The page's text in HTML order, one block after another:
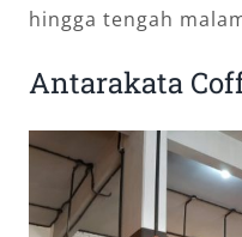
hingga tengah
Antarakata